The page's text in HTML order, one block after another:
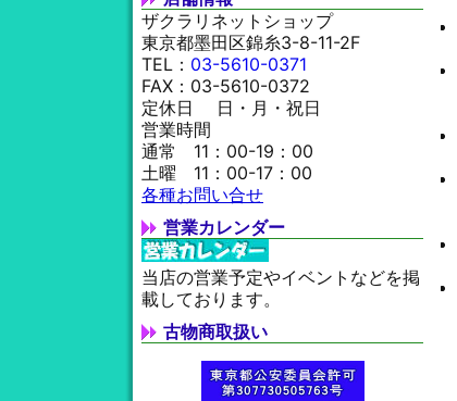
ザクラリネットショップ
東京都墨田区錦糸3-8-11-2F
TEL： 03-5610-0371
FAX：03-5610-0372
定休日 日・月・祝日
営業時間
通常 11：00-19：00
土曜 11：00-17：00
各種お問い合せ
営業カレンダー
当店の営業予定やイベントなどを掲
載しております。
古物商取扱い